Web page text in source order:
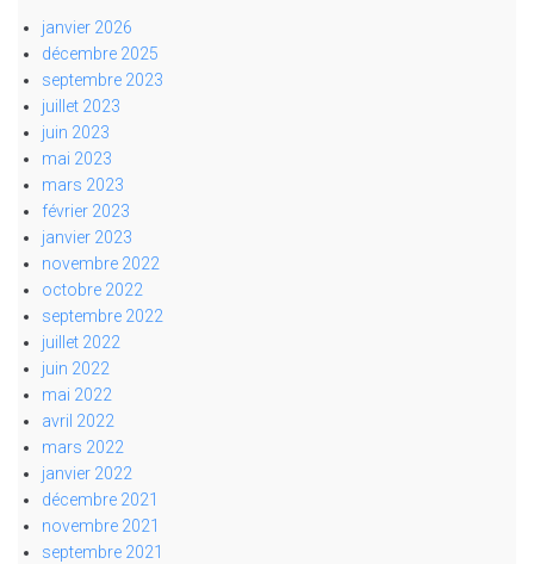
janvier 2026
décembre 2025
septembre 2023
juillet 2023
juin 2023
mai 2023
mars 2023
février 2023
janvier 2023
novembre 2022
octobre 2022
septembre 2022
juillet 2022
juin 2022
mai 2022
avril 2022
mars 2022
janvier 2022
décembre 2021
novembre 2021
septembre 2021